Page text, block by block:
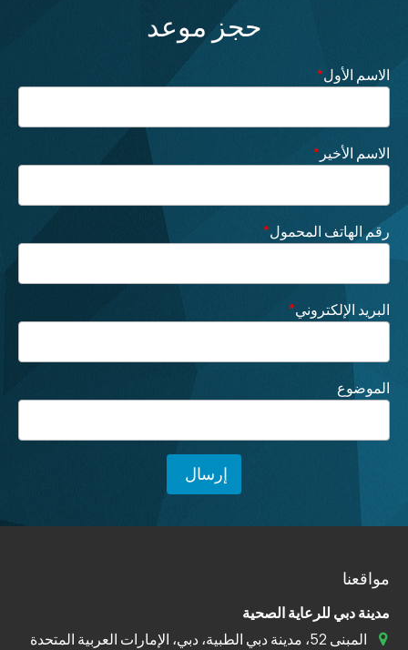
حجز موعد
الاسم الأول*
الاسم الأخير *
رقم الهاتف المحمول*
البريد الإلكتروني*
الموضوع
مواقعنا
مدينة دبي للرعاية الصحية
المبنى 52، مدينة دبي الطبية، دبي، الإمارات العربية المتحدة